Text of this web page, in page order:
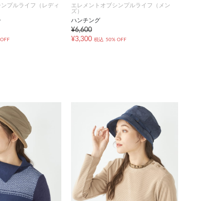
プルライフ（レディ
エレメントオブシンプルライフ（メン
ズ）
ハンチング
¥6,600
¥3,300 税込 50% OFF